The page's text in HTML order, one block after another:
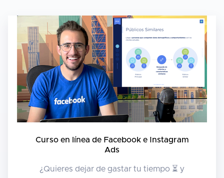
Curso en línea de Facebook e Instagram
Ads
¿Quieres dejar de gastar tu tiempo ⏳ y